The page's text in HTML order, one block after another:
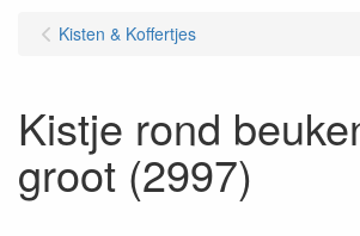
Kisten & Koffertjes
Kistje rond
groot (2997)